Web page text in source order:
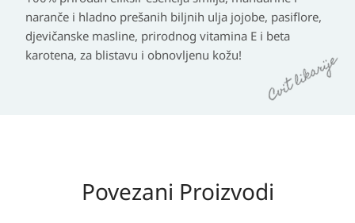
naranče i hladno prešanih biljnih ulja jojobe, pasiflore,
djevičanske masline, prirodnog vitamina E i beta
karotena, za blistavu i obnovljenu kožu!
Povezani Proizvodi